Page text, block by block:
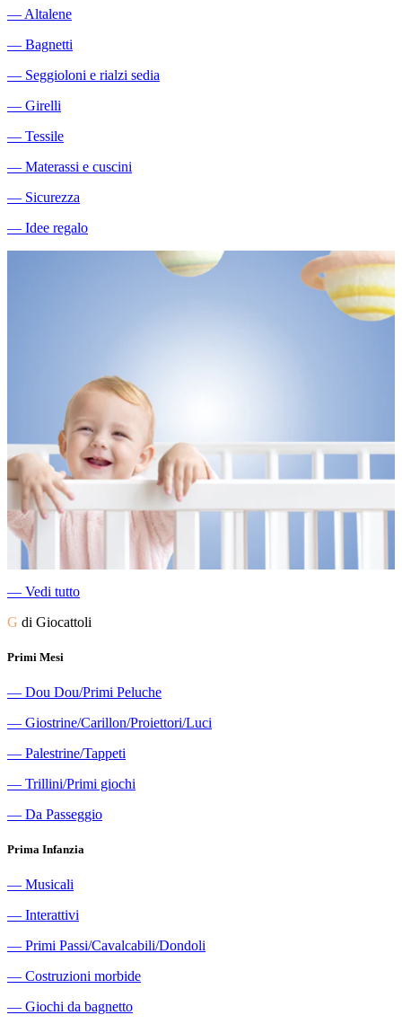
―Altalene
― Bagnetti
― Seggioloni e rialzi sedia
― Girelli
― Tessile
― Materassi e cuscini
― Sicurezza
― Idee regalo
― Vedi tutto
G di Giocattoli
Primi Mesi
― Dou Dou/Primi Peluche
― Giostrine/Carillon/Proiettori/Luci
― Palestrine/Tappeti
― Trillini/Primi giochi
― Da Passeggio
Prima Infanzia
― Musicali
― Interattivi
― Primi Passi/Cavalcabili/Dondoli
― Costruzioni morbide
― Giochi da bagnetto